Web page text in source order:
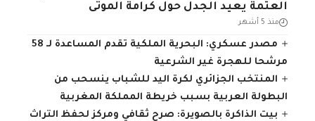
العتمة يعيد الجدل حول كرامة الموتى
منذ 5 أشهر
مصدر عسكري: البحرية الملكية تقدم المساعدة لـ 58
مرشحا للهجرة غير الشرعية
المنتخب الجزائري لكرة اليد للشباب ينسحب من
البطولة العربية بسبب خريطة المملكة المغربية
بيت الذاكرة بالصويرة: صرح ثقافي ومركز لحفظ التراث